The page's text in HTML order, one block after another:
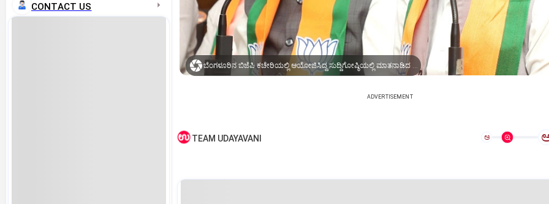
CONTACT US
ಬೆಂಗಳೂರಿನ ಬಿಜೆಪಿ ಕಚೇರಿಯಲ್ಲಿ ಆಯೋಜಿಸಿದ್ದ ಸುದ್ದಿಗೋಷ್ಠಿಯಲ್ಲಿ ಮಾತನಾಡಿದ ರಾಜ್ಯ ಉಸ್ತುವಾರಿ ಡಾ.ರಾಧಾಮೋಹನ್‌ ದಾಸ್‌ ಅಗರ್ವಾಲ್‌
ADVERTISEMENT
TEAM UDAYAVANI ಅ